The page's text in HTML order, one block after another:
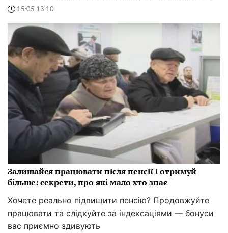
15:05 13.10
Залишайся працювати після пенсії і отримуй
більше: секрети, про які мало хто знає
Хочете реально підвищити пенсію? Продовжуйте
працювати та слідкуйте за індексаціями — бонуси
вас приємно здивують